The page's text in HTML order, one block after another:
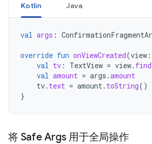
Kotlin Java
val args :
override fun onViewCreated(view :
val tv : TextView = view.
val amount = args .amount
tv. text = amount. toString()
}
将 Safe Args 用于全局操作